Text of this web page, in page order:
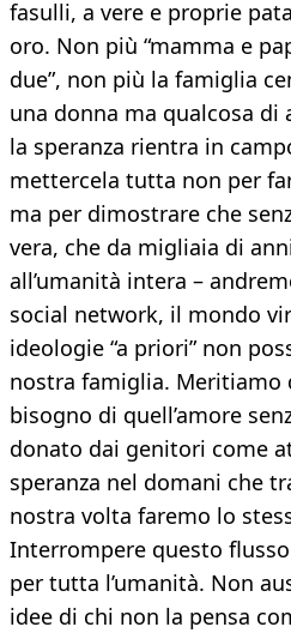
fasulli, a vere e proprie
oro. Non più “mamma e
due”, non più la famiglia
una donna ma qualcosa di
la speranza rientra in
mettercela tutta non per
ma per dimostrare che
vera, che da migliaia di
all’umanità intera –
social network, il mondo
ideologie “a priori” non
nostra famiglia. Meritiamo
bisogno di quell’amore
donato dai genitori come
speranza nel domani che
nostra volta faremo lo
Interrompere questo
per tutta l’umanità. Non
idee di chi non la pensa